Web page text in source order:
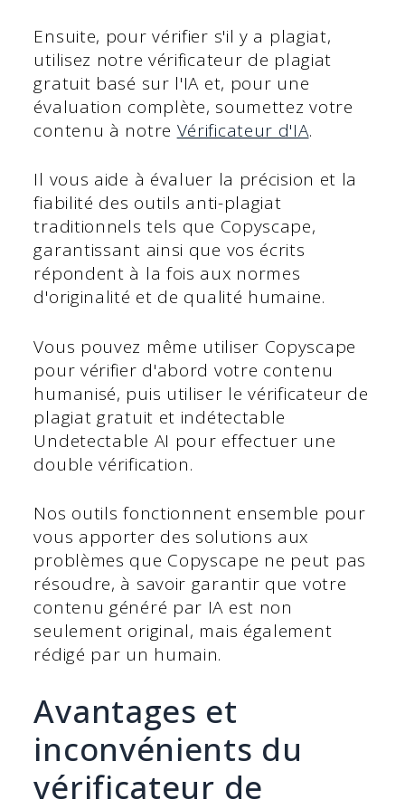
Ensuite, pour vérifier s'il y a plagiat,
utilisez notre vérificateur de plagiat
gratuit basé sur l'IA et, pour une
évaluation complète, soumettez votre
contenu à notre Vérificateur d'IA.
Il vous aide à évaluer la précision et la
fiabilité des outils anti-plagiat
traditionnels tels que Copyscape,
garantissant ainsi que vos écrits
répondent à la fois aux normes
d'originalité et de qualité humaine.
Vous pouvez même utiliser Copyscape
pour vérifier d'abord votre contenu
humanisé, puis utiliser le vérificateur de
plagiat gratuit et indétectable
Undetectable AI pour effectuer une
double vérification.
Nos outils fonctionnent ensemble pour
vous apporter des solutions aux
problèmes que Copyscape ne peut pas
résoudre, à savoir garantir que votre
contenu généré par IA est non
seulement original, mais également
rédigé par un humain.
Avantages et
inconvénients du
vérificateur de